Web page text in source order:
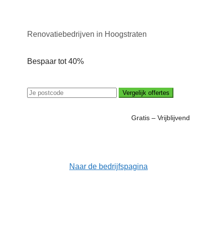
Renovatiebedrijven in Hoogstraten
Bespaar tot 40%
Vergelijk offertes
Gratis – Vrijblijvend
Naar de bedrijfspagina